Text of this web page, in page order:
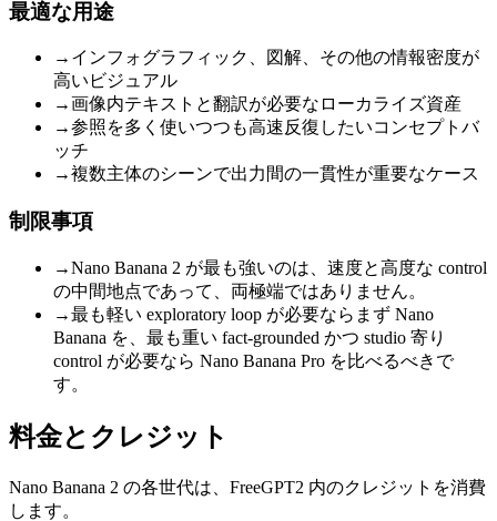
最適な用途
→ インフォグラフィック、図解、その他の情報密度が
高いビジュアル
→画像内テキストと翻訳が必要なローカライズ資産
→参照を多く使いつつも高速反復したいコンセプトバ
ッチ
→複数主体のシーンで出力間の一貫性が重要なケース
制限事項
→Nano Banana 2 が最も強いのは、速度と高度な control
の中間地点であって、両極端ではありません。
→最も軽い exploratory loop が必要ならまず Nano
Banana を、最も重い fact-grounded かつ studio 寄り
control が必要なら Nano Banana Pro を比べるべきで
す。
料金とクレジット
Nano Banana 2 の各世代は、FreeGPT2 内のクレジットを消費
します。